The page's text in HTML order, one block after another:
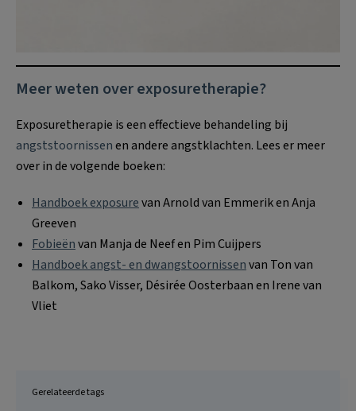
Meer weten over exposuretherapie?
Exposuretherapie is een effectieve behandeling bij
angststoornissenen andere angstklachten. Lees er meer
over in de volgende boeken:
Handboek exposurevan Arnold van Emmerik en Anja
Greeven
Fobieënvan Manja de Neef en Pim Cuijpers
Handboek angst- en dwangstoornissenvan Ton van
Balkom, Sako Visser, Désirée Oosterbaan en Irene van
Vliet
Gerelateerde tags